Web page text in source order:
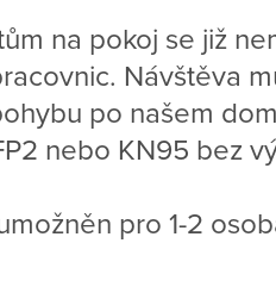
na pokoj se již
Návštěva
po našem
nebo KN95 bez
pro 1-2